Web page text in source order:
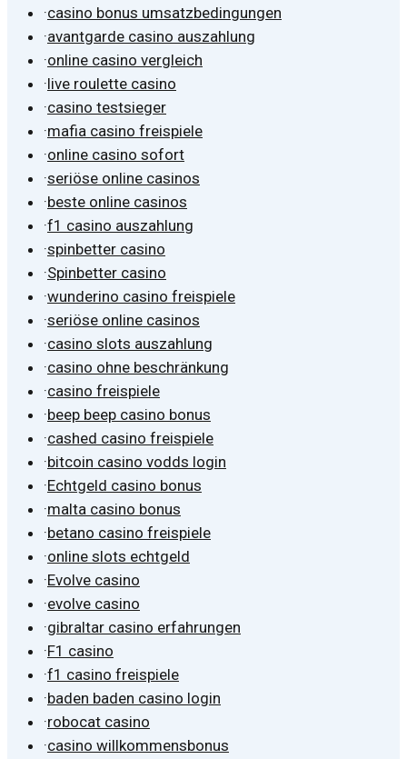
·casino bonus umsatzbedingungen
·avantgarde casino auszahlung
·online casino vergleich
·live roulette casino
·casino testsieger
·mafia casino freispiele
·online casino sofort
·seriöse online casinos
·beste online casinos
·f1 casino auszahlung
·spinbetter casino
·Spinbetter casino
·wunderino casino freispiele
·seriöse online casinos
·casino slots auszahlung
·casino ohne beschränkung
·casino freispiele
·beep beep casino bonus
·cashed casino freispiele
·bitcoin casino vodds login
·Echtgeld casino bonus
·malta casino bonus
·betano casino freispiele
·online slots echtgeld
·Evolve casino
·evolve casino
·gibraltar casino erfahrungen
·F1 casino
·f1 casino freispiele
·baden baden casino login
·robocat casino
·casino willkommensbonus